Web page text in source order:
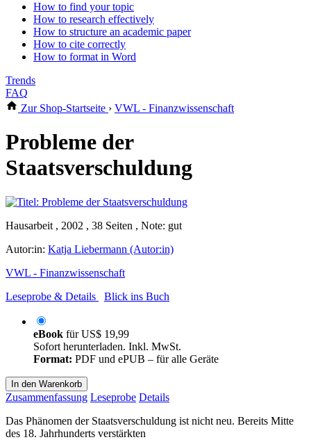
How to find your topic
How to research effectively
How to structure an academic paper
How to cite correctly
How to format in Word
Trends
FAQ
Zur Shop-Startseite › VWL - Finanzwissenschaft
Probleme der
Staatsverschuldung
Hausarbeit , 2002 , 38 Seiten , Note: gut
Autor:in: Katja Liebermann (Autor:in)
VWL - Finanzwissenschaft
Leseprobe & Details
Blick ins Buch
eBook fürUS$ 19,99
Sofort herunterladen. Inkl. MwSt.
Format: PDF und ePUB – für alle Geräte
In den Warenkorb
Zusammenfassung Leseprobe Details
Das Phänomen der Staatsverschuldung ist nicht neu. Bereits Mitte
des 18. Jahrhunderts verstärkten